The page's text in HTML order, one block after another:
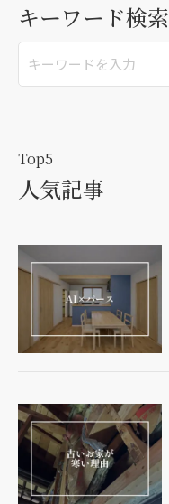
キーワード検索
Top5
人気記事